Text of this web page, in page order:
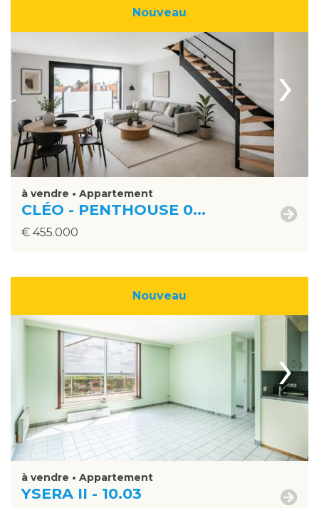
Nouveau
›
à vendre • Appartement
CLÉO - PENTHOUSE 0...
€ 455.000
Nouveau
›
à vendre • Appartement
YSERA II - 10.03